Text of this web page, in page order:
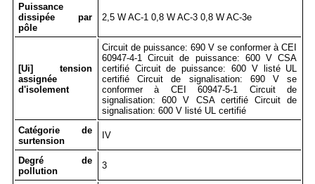
Puissance
dissipée par
pôle
2,5 W AC-1 0,8 W AC-3 0,8 W AC-3e
[Ui] tension
assignée
d'isolement
Circuit de puissance: 690 V se conformer à CEI
60947-4-1 Circuit de puissance: 600 V CSA
certifié Circuit de puissance: 600 V listé UL
certifié Circuit de signalisation: 690 V se
conformer à CEI 60947-5-1 Circuit de
signalisation: 600 V CSA certifié Circuit de
signalisation: 600 V listé UL certifié
Catégorie de
surtension
IV
Degré de
pollution
3